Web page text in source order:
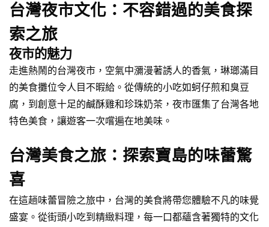
台灣夜市文化：不容錯過的美食探
索之旅
夜市的魅力
走進熱鬧的台灣夜市，空氣中瀰漫著誘人的香氣，琳瑯滿目
的美食攤位令人目不暇給。從傳統的小吃如蚵仔煎和臭豆
腐，到創意十足的鹹酥雞和珍珠奶茶，夜市匯集了台灣各地
特色美食，讓遊客一次嚐遍在地美味。
台灣美食之旅：探索寶島的味蕾驚
喜
在這趟味蕾冒險之旅中，台灣的美食將帶您體驗不凡的味覺
盛宴。從街頭小吃到精緻料理，每一口都蘊含著獨特的文化